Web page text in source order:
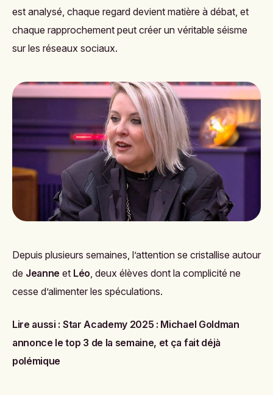
est analysé, chaque regard devient matière à débat, et
chaque rapprochement peut créer un véritable séisme
sur les réseaux sociaux.
Depuis plusieurs semaines, l’attention se cristallise autour
de Jeanne et Léo, deux élèves dont la complicité ne
cesse d’alimenter les spéculations.
Lire aussi : Star Academy 2025 : Michael Goldman
annonce le top 3 de la semaine, et ça fait déjà
polémique